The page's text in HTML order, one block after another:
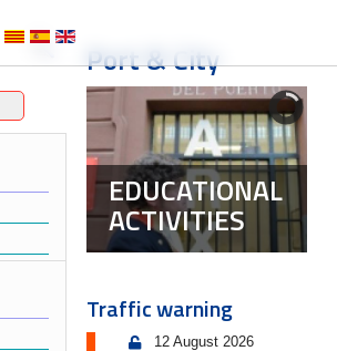
Port & City
EDUCATIONAL
ACTIVITIES
Traffic warning
12 August 2026